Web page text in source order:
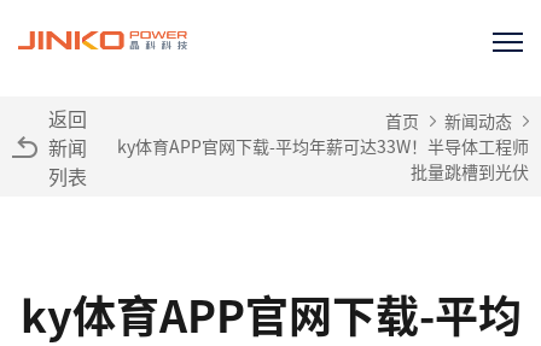
返回
新闻
列表
首页
新闻动态
ky体育APP官网下载-平均年薪可达33W！半导体工程师
批量跳槽到光伏
ky体育APP官网下载-平均